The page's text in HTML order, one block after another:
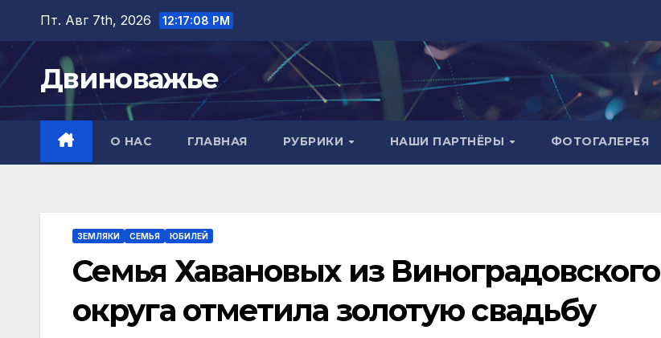
Перейти
содержимому
Пт. Авг 7th, 2026 12:17:10 PM
Двиноважье
О НАС ГЛАВНАЯ РУБРИКИ НАШИ ПАРТНЁРЫ ФОТОГАЛЕРЕЯ
ЗЕМЛЯКИ СЕМЬЯ ЮБИЛЕЙ
Семья Хавановых из Виноградовского
округа отметила золотую свадьбу